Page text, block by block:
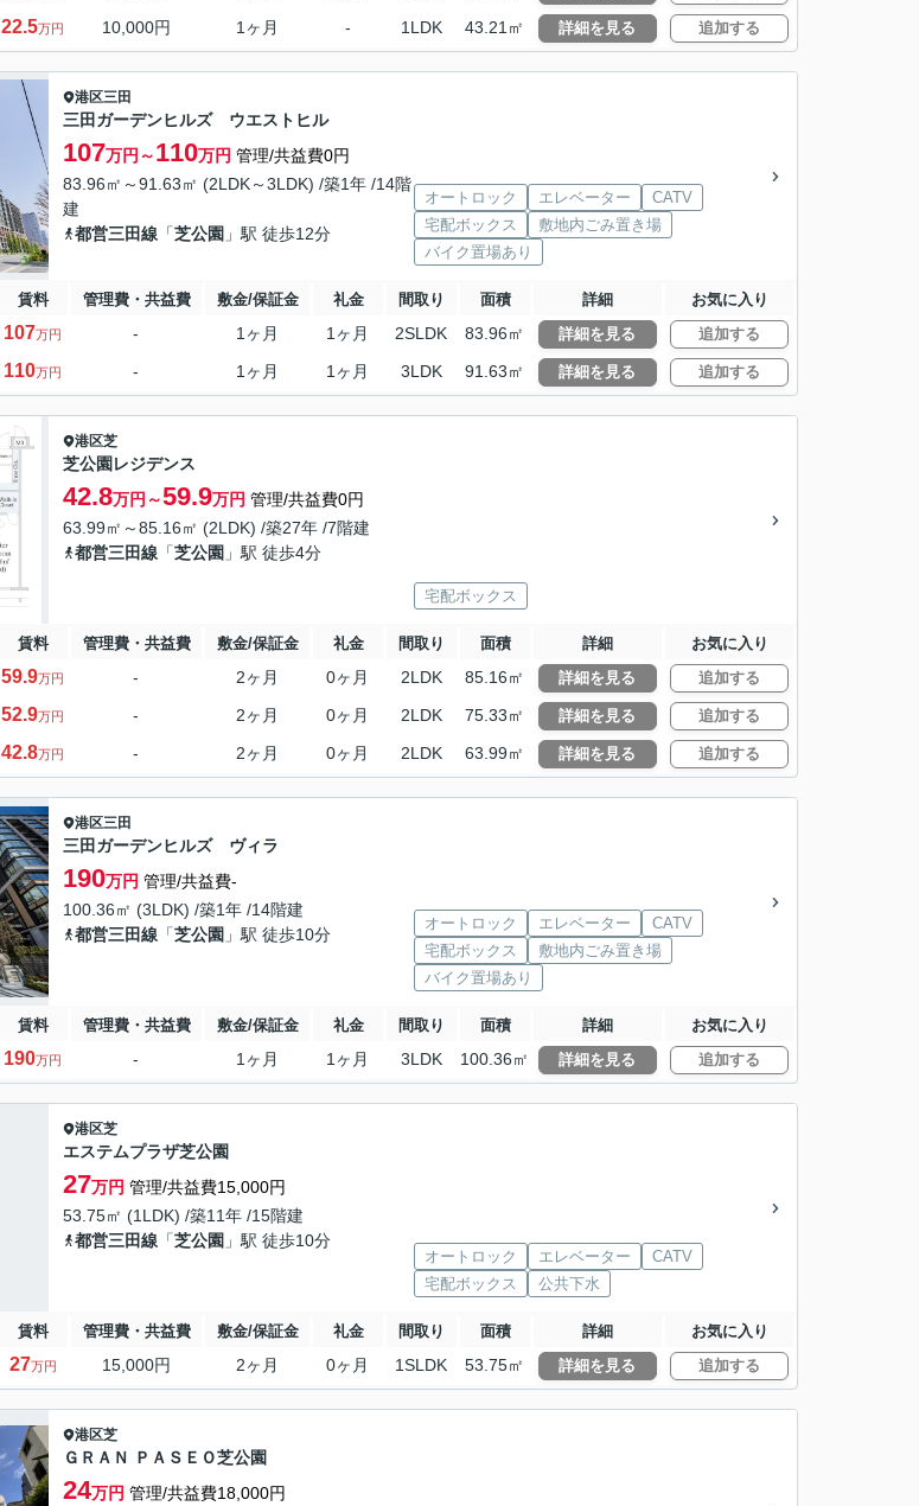
22.5万円 10,000円 1ヶ月 - 1LDK 43.21㎡ 詳細を見る 追加する
港区三田
三田ガーデンヒルズ ウエストヒル
107万円～110万円 管理/共益費0円
83.96㎡～91.63㎡ (2LDK～3LDK) /築1年 /14階
建
都営三田線 「芝公園 」駅 徒歩12分
オートロック エレベーター
CATV
宅配ボックス
敷地内ごみ置き場
バイク置場あり
賃料 管理費・共益費 敷金/保証金 礼金 間取り 面積 詳細 お気に入り
107万円 - 1ヶ月 1ヶ月 2SLDK 83.96㎡ 詳細を見る 追加する
110万円 - 1ヶ月 1ヶ月 3LDK 91.63㎡ 詳細を見る 追加する
港区芝
芝公園レジデンス
42.8万円～59.9万円 管理/共益費0円
63.99㎡～85.16㎡ (2LDK) /築27年 /7階建
都営三田線 「芝公園 」駅 徒歩4分
宅配ボックス
賃料 管理費・共益費 敷金/保証金 礼金 間取り 面積 詳細 お気に入り
59.9万円 - 2ヶ月 0ヶ月 2LDK 85.16㎡ 詳細を見る 追加する
52.9万円 - 2ヶ月 0ヶ月 2LDK 75.33㎡ 詳細を見る 追加する
42.8万円 - 2ヶ月 0ヶ月 2LDK 63.99㎡ 詳細を見る 追加する
港区三田
三田ガーデンヒルズ ヴィラ
190万円 管理/共益費-
100.36㎡ (3LDK) /築1年 /14階建
都営三田線 「芝公園 」駅 徒歩10分
オートロック エレベーター
CATV
宅配ボックス
敷地内ごみ置き場
バイク置場あり
賃料 管理費・共益費 敷金/保証金 礼金 間取り 面積 詳細 お気に入り
190万円 - 1ヶ月 1ヶ月 3LDK 100.36㎡ 詳細を見る 追加する
港区芝
エステムプラザ芝公園
27万円 管理/共益費15,000円
53.75㎡ (1LDK) /築11年 /15階建
都営三田線 「芝公園 」駅 徒歩10分
オートロック エレベーター
CATV
宅配ボックス
公共下水
賃料 管理費・共益費 敷金/保証金 礼金 間取り 面積 詳細 お気に入り
27万円 15,000円 2ヶ月 0ヶ月 1SLDK 53.75㎡ 詳細を見る 追加する
港区芝
ＧＲＡＮ ＰＡＳＥＯ芝公園
24万円 管理/共益費18,000円